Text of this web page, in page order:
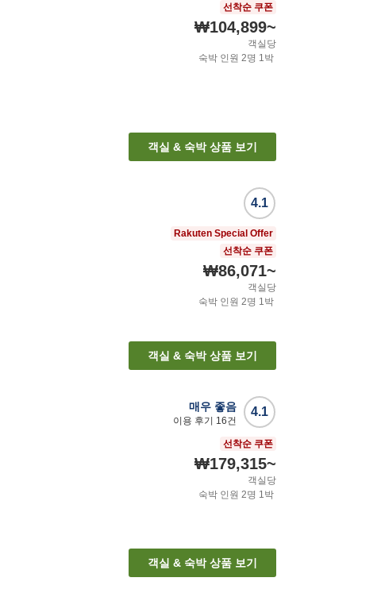
선착순 쿠폰
₩104,899~
객실당
숙박 인원 2명 1박
객실 & 숙박 상품 보기
4.1
Rakuten Special Offer
선착순 쿠폰
₩86,071~
객실당
숙박 인원 2명 1박
객실 & 숙박 상품 보기
4.1
매우 좋음
이용 후기 16건
선착순 쿠폰
₩179,315~
객실당
숙박 인원 2명 1박
객실 & 숙박 상품 보기